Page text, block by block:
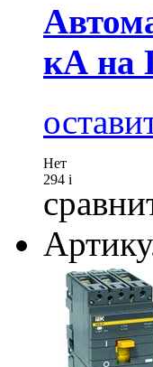
кА на
Нет
294 i